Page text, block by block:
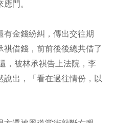
門。
有金錢紛糾，傳出交往期
祺借錢，前前後後總共借了
，被林承祺告上法院，李
出，「看在過往情份，以